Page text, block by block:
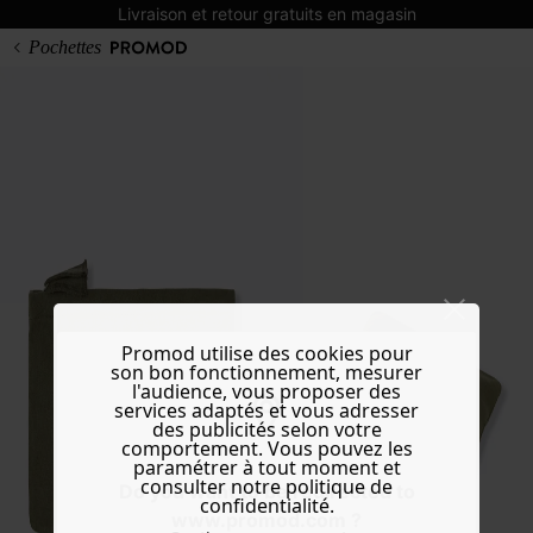
Livraison et retour gratuits en magasin
Do you want to be redirected to
www.promod.com ?
Pochettes
Promod utilise des cookies pour
son bon fonctionnement, mesurer
l'audience, vous proposer des
services adaptés et vous adresser
des publicités selon votre
comportement. Vous pouvez les
paramétrer à tout moment et
consulter notre politique de
confidentialité.